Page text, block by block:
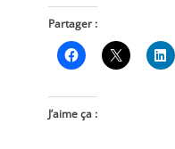
Partager :
J’aime ça :